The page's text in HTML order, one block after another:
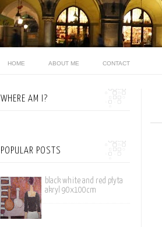
HOME ABOUT ME CONTACT
WHERE AM I?
POPULAR POSTS
black white and red płyta
akryl 90x100cm